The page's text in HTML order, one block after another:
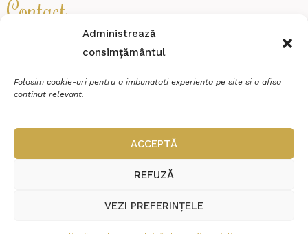
Administrează
consimțământul
Folosim cookie-uri pentru a imbunatati experienta pe site si a afisa
continut relevant.
ACCEPTĂ
REFUZĂ
VEZI PREFERINȚELE
Contact
SENSATION WEDDING VIBE SRL
Cod fiscal46000360
contact@sensationmoments.ro